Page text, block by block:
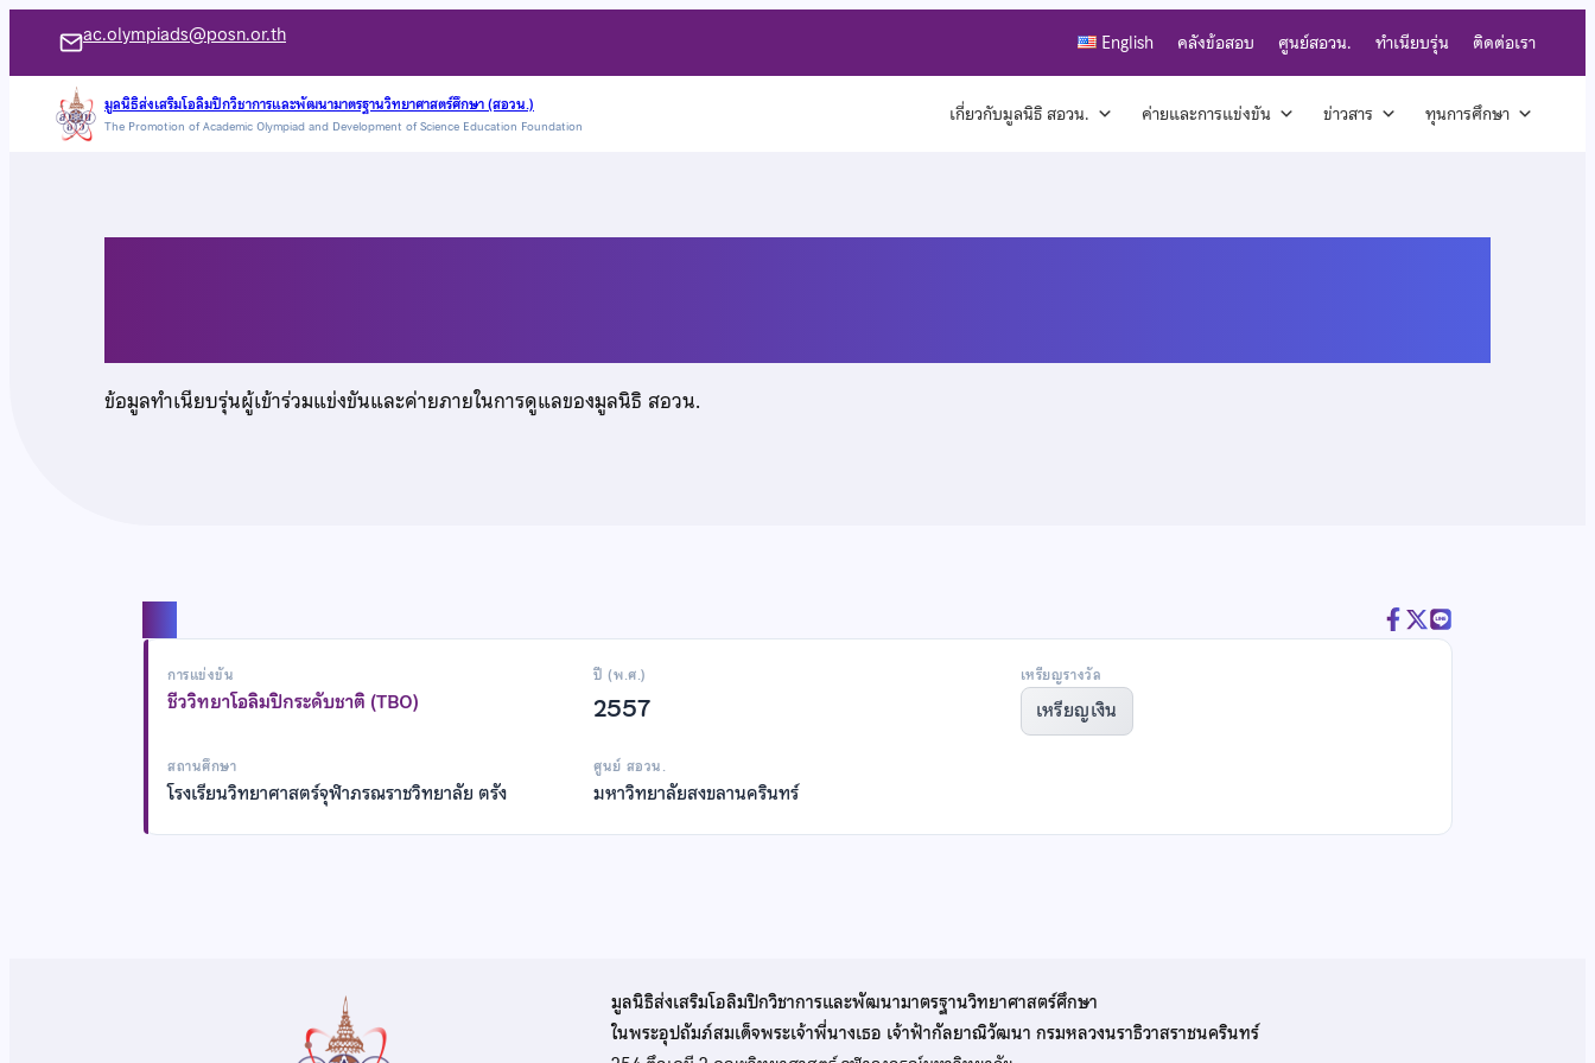
เนื้อหา
ac.olympiads@posn.or.th English คลังข้อสอบ ศูนย์สอวน. ทำเนียบรุ่น ติดต่อเรา
มูลนิธิส่งเสริมโอลิมปิกวิชาการและพัฒนามาตรฐานวิทยาศาสตร์ศึกษา (สอวน.)
The Promotion of Academic Olympiad and Development of Science Education Foundation เกี่ยวกับมูลนิธิ สอวน. ค่ายและการแข่งขัน ข่าวสาร ทุนการศึกษา
ข้อมูลทำเนียบรุ่นผู้เข้าร่วมแข่งขันและค่ายภายในการดูแลของมูลนิธิ สอวน.
การแข่งขัน
ชีววิทยาโอลิมปิกระดับชาติ (TBO)
ปี (พ.ศ.)
2557
เหรียญรางวัล
เหรียญเงิน
สถานศึกษา
โรงเรียนวิทยาศาสตร์จุฬาภรณราชวิทยาลัย ตรัง
ศูนย์ สอวน.
มหาวิทยาลัยสงขลานครินทร์
มูลนิธิส่งเสริมโอลิมปิกวิชาการและพัฒนามาตรฐานวิทยาศาสตร์ศึกษา
ในพระอุปถัมภ์สมเด็จพระเจ้าพี่นางเธอ เจ้าฟ้ากัลยาณิวัฒนา กรมหลวงนราธิวาสราชนครินทร์